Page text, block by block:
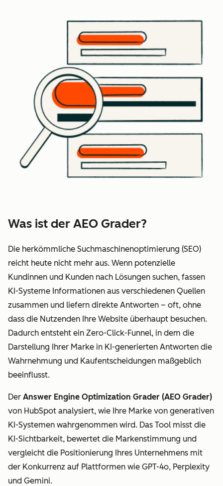
Was ist der AEO Grader?
Die herkömmliche Suchmaschinenoptimierung (SEO)
reicht heute nicht mehr aus. Wenn potenzielle
Kundinnen und Kunden nach Lösungen suchen, fassen
KI-Systeme Informationen aus verschiedenen Quellen
zusammen und liefern direkte Antworten – oft, ohne
dass die Nutzenden Ihre Website überhaupt besuchen.
Dadurch entsteht ein Zero-Click-Funnel, in dem die
Darstellung Ihrer Marke in KI-generierten Antworten die
Wahrnehmung und Kaufentscheidungen maßgeblich
beeinflusst.
Der Answer Engine Optimization Grader (AEO Grader)
von HubSpot analysiert, wie Ihre Marke von generativen
KI-Systemen wahrgenommen wird. Das Tool misst die
KI-Sichtbarkeit, bewertet die Markenstimmung und
vergleicht die Positionierung Ihres Unternehmens mit
der Konkurrenz auf Plattformen wie GPT-4o, Perplexity
und Gemini.